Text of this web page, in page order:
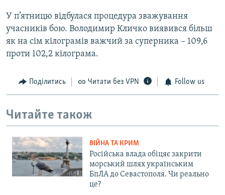
У п’ятницю відбулася процедура зважування
учасників бою. Володимир Кличко виявився більш
як на сім кілограмів важчий за суперника – 109,6
проти 102,2 кілограма.
Поділитись Читати без VPN Follow us
Читайте також
ВІЙНА ТА КРИМ
Російська влада обіцяє закрити
морський шлях українським
БпЛА до Севастополя. Чи реально
це?